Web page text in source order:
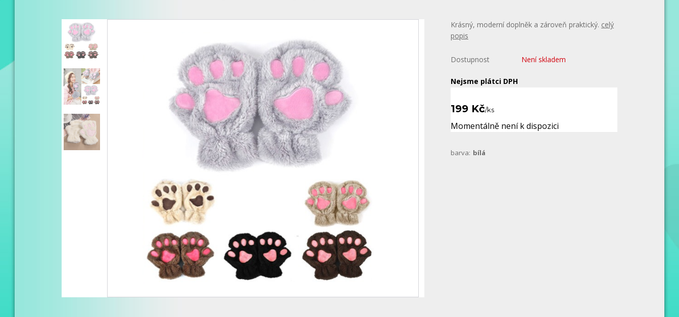
Krásný, moderní doplněk a zároveň praktický. celý
popis
Dostupnost Není skladem
Nejsme plátci DPH
199 Kč/ks
Momentálně není k dispozici
barva: bílá